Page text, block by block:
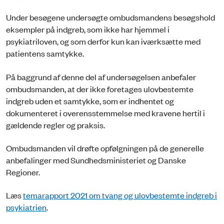
Under besøgene undersøgte ombudsmandens besøgshold
eksempler på indgreb, som ikke har hjemmel i
psykiatriloven, og som derfor kun kan iværksætte med
patientens samtykke.
På baggrund af denne del af undersøgelsen anbefaler
ombudsmanden, at der ikke foretages ulovbestemte
indgreb uden et samtykke, som er indhentet og
dokumenteret i overensstemmelse med kravene hertil i
gældende regler og praksis.
Ombudsmanden vil drøfte opfølgningen på de generelle
anbefalinger med Sundhedsministeriet og Danske
Regioner.
Læstemarapport 2021 om tvang og ulovbestemte indgreb i
psykiatrien.